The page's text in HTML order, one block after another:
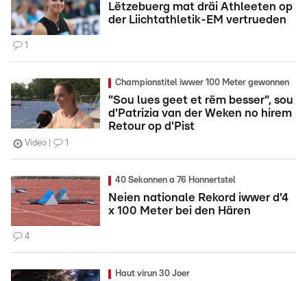
Lëtzebuerg mat dräi Athleeten op
der Liichtathletik-EM vertrueden
1
Championstitel iwwer 100 Meter gewonnen
"Sou lues geet et rëm besser", sou
d'Patrizia van der Weken no hirem
Retour op d'Pist
Video 1
40 Sekonnen a 76 Honnertstel
Neien nationale Rekord iwwer d'4
x 100 Meter bei den Hären
4
Haut virun 30 Joer